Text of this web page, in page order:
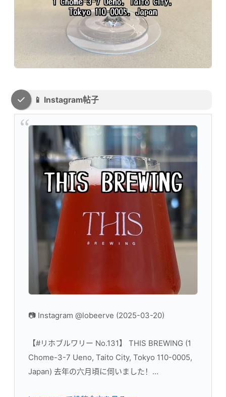
📱 Instagram帖子
📷 Instagram @lobeerve (2025-03-20)
【#リホブルワリー No.131】 THIS BREWING (1
Chome-3-7 Ueno, Taito City, Tokyo 110-0005,
Japan) 去年の六月頃に伺いました！…